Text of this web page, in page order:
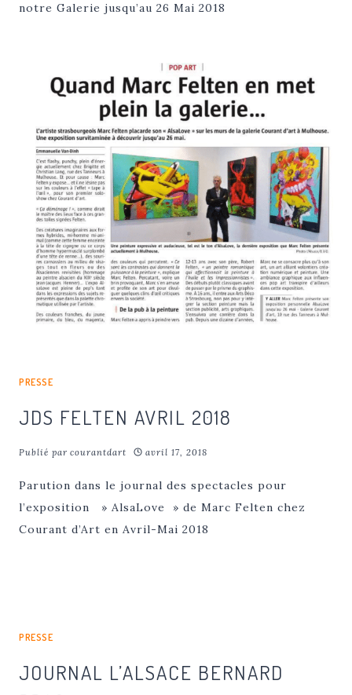
notre Galerie jusqu’au 26 Mai 2018
PRESSE
JDS FELTEN AVRIL 2018
Publié par courantdart avril 17, 2018
Parution dans le journal des spectacles pour
l’exposition » AlsaLove » de Marc Felten chez
Courant d’Art en Avril-Mai 2018
PRESSE
JOURNAL L’ALSACE BERNARD